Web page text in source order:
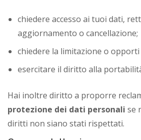
chiedere accesso ai tuoi dati,
aggiornamento o cancellazione;
chiedere la limitazione o
esercitare il diritto alla
Hai inoltre diritto a proporre
protezione dei dati personali se
diritti non siano stati rispettati.